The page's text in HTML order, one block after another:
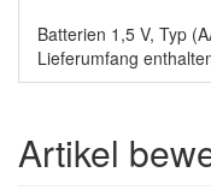
Batterien 1,5 V, Typ
Lieferumfang
Artikel